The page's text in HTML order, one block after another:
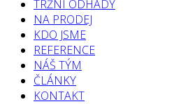
TRŽNÍ ODHADY
NA PRODEJ
KDO JSME
REFERENCE
NÁŠ TÝM
ČLÁNKY
KONTAKT